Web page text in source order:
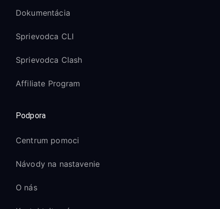
Dokumentácia
Sprievodca CLI
Sprievodca Clash
Affiliate Program
Podpora
Centrum pomoci
Návody na nastavenie
O nás